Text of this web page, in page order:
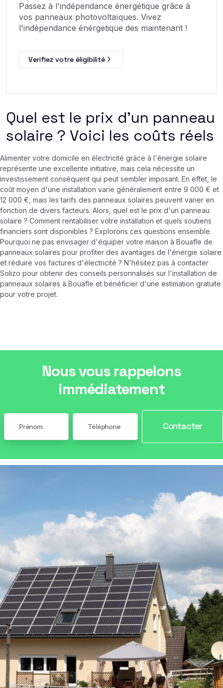
Passez à l'indépendance énergétique grâce à
vos panneaux photovoltaïques. Vivez
l'indépendance énérgetique des maintenant !
Verifiez votre éligibilité
Quel est le prix d'un panneau
solaire ? Voici les coûts réels
Alimenter votre domicile en électricité grâce à l'énergie solaire
représente une excellente initiative, mais cela nécessite un
investissement conséquent qui peut sembler imposant. En effet, le
coût moyen d'une installation varie généralement entre 9 000 € et
12 000 €, mais les tarifs des panneaux solaires peuvent varier en
fonction de divers facteurs. Alors, quel est le prix d'un panneau
solaire ? Comment rentabiliser votre installation et quels soutiens
financiers sont disponibles ? Explorons ces questions ensemble.
Pourquoi ne pas envisager d'équiper votre maison à Bouafle de
panneaux solaires pour profiter des avantages de l'énergie solaire
et réduire vos factures d'électricité ? N'hésitez pas à contacter
Solizo pour obtenir des conseils personnalisés sur l'installation de
panneaux solaires à Bouafle et bénéficier d'une estimation gratuite
pour votre projet.
Nous vous rappelons
immédiatement
Contacter